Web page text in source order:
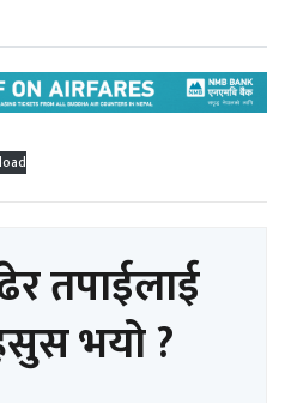
तपाईलाई
भयो ?